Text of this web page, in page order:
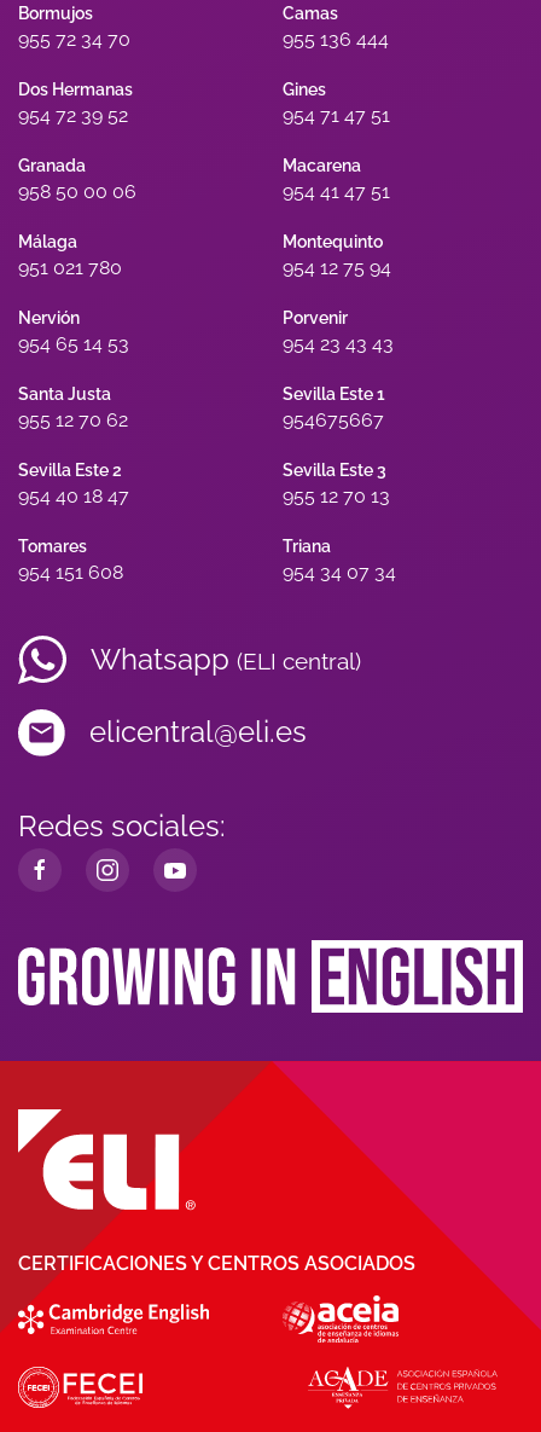
Bormujos
955 72 34 70
Camas
955 136 444
Dos Hermanas
954 72 39 52
Gines
954 71 47 51
Granada
958 50 00 06
Macarena
954 41 47 51
Málaga
951 021 780
Montequinto
954 12 75 94
Nervión
954 65 14 53
Porvenir
954 23 43 43
Santa Justa
955 12 70 62
Sevilla Este 1
954675667
Sevilla Este 2
954 40 18 47
Sevilla Este 3
955 12 70 13
Tomares
954 151 608
Triana
954 34 07 34
Whatsapp (ELI central)
elicentral@eli.es
Redes sociales:
CERTIFICACIONES Y CENTROS ASOCIADOS